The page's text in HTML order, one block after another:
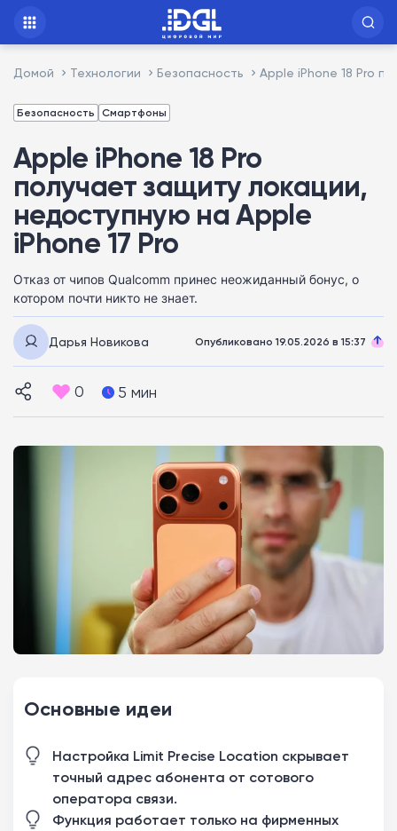
Домой Технологии Безопасность Apple iPhone 18 Pro
Безопасность Смартфоны
Apple iPhone 18 Pro
получает защиту локации,
недоступную на Apple
iPhone 17 Pro
Отказ от чипов Qualcomm принес неожиданный бонус, о
котором почти никто не знает.
Дарья Новикова Опубликовано 19.05.2026 в 15:37
0 5 мин
Основные идеи
Настройка Limit Precise Location скрывает
точный адрес абонента от сотового
оператора связи.
Функция работает только на фирменных